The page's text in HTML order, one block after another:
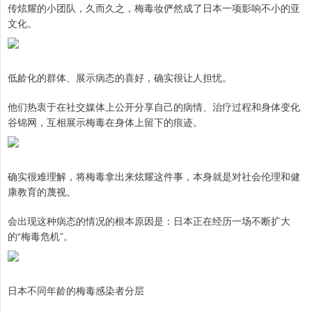
传炫耀的小团队，久而久之，梅毒妆俨然成了日本一项影响不小的亚
文化。
低龄化的群体、展示病态的喜好，确实很让人担忧。
他们热衷于在社交媒体上公开分享自己的病情、治疗过程和身体变化
谷锦网，互相展示梅毒在身体上留下的痕迹。
确实很难理解，将梅毒拿出来炫耀这件事，本身就是对社会伦理和健
康教育的蔑视。
会出现这种病态的情况的根本原因是：日本正在经历一场不断扩大
的“梅毒危机”。
日本不同年龄的梅毒感染者分层